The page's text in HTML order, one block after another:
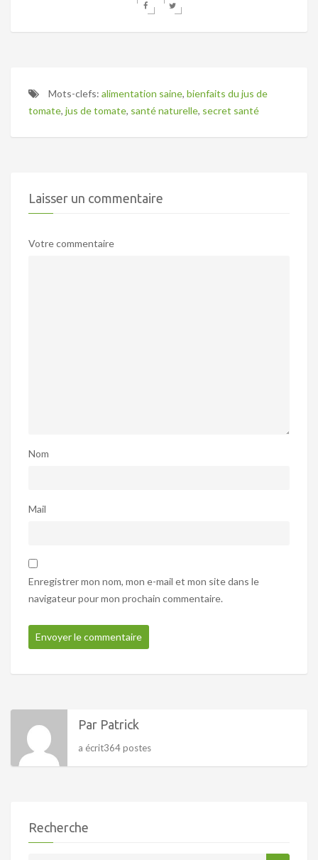
Mots-clefs: alimentation saine, bienfaits du jus de
tomate, jus de tomate, santé naturelle, secret santé
Laisser un commentaire
Votre commentaire
Nom
Mail
Enregistrer mon nom, mon e-mail et mon site dans le
navigateur pour mon prochain commentaire.
Par Patrick
a écrit364 postes
Recherche